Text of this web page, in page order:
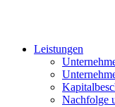
Leistungen
Nachfolge